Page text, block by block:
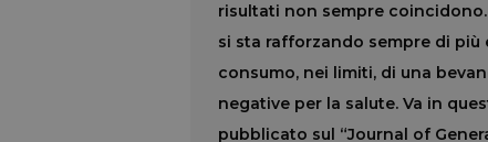
risultati non sempre
si sta rafforzando sempre di più
consumo, nei limiti, di una
negative per la salute. Va in
pubblicato sul “Journal of